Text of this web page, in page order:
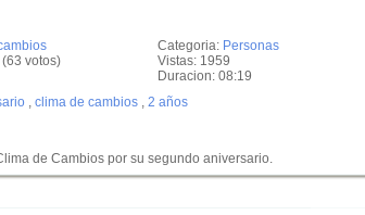
Categoria: Personas
Vistas: 1959
Duracion: 08:19
(63 votos)
, clima de cambios , 2 años
de Cambios por su segundo aniversario.